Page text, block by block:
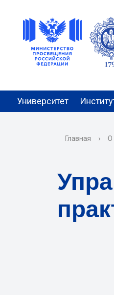
Университет
Главная › О